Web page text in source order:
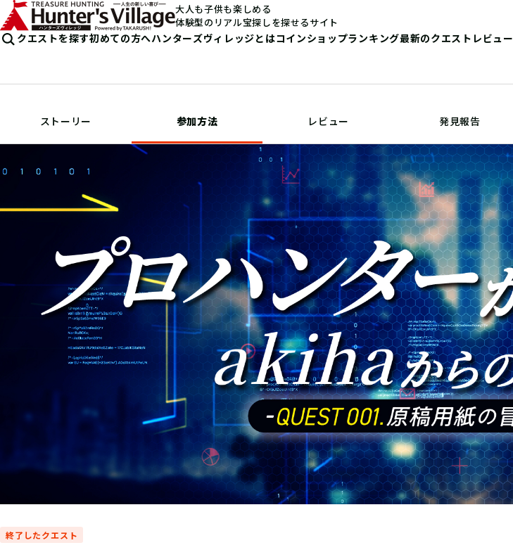
大人も子供も楽しめる
体験型のリアル宝探しを探せるサイト
クエストを探す初めての方へハンターズヴィレッジとはコインショップランキング最新のクエストレビュー
ストーリー 参加方法 レビュー 発見報告
終了したクエスト